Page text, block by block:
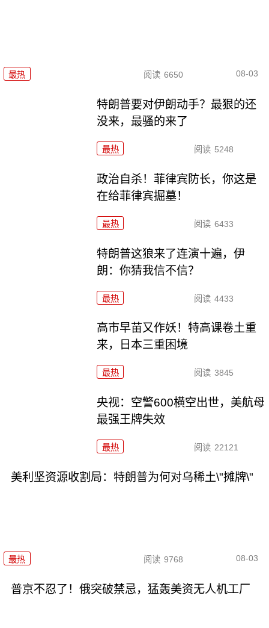
最热 阅读 6650 08-03
特朗普要对伊朗动手？最狠的还
没来，最骚的来了
最热 阅读 5248
政治自杀！菲律宾防长，你这是
在给菲律宾掘墓！
最热 阅读 6433
特朗普这狼来了连演十遍，伊
朗：你猜我信不信？
最热 阅读 4433
高市早苗又作妖！特高课卷土重
来，日本三重困境
最热 阅读 3845
央视：空警600横空出世，美航母
最强王牌失效
最热 阅读 22121
美利坚资源收割局：特朗普为何对乌稀土\"摊牌\"
最热 阅读 9768 08-03
普京不忍了！俄突破禁忌，猛轰美资无人机工厂